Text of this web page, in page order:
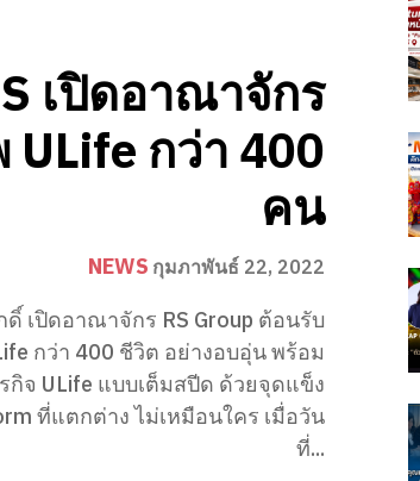
เปิดอาณาจักร
กว่า 400
คน
NEWS กุมภาพันธ์ 22, 2022
เปิดอาณาจักร RS Group ต้อนรับ
กว่า 400 ชีวิต อย่างอบอุ่น พร้อม
จ ULife แบบเต็มสปีด ด้วยจุดแข็ง
แตกต่าง ไม่เหมือนใคร เมื่อวัน
ที่...